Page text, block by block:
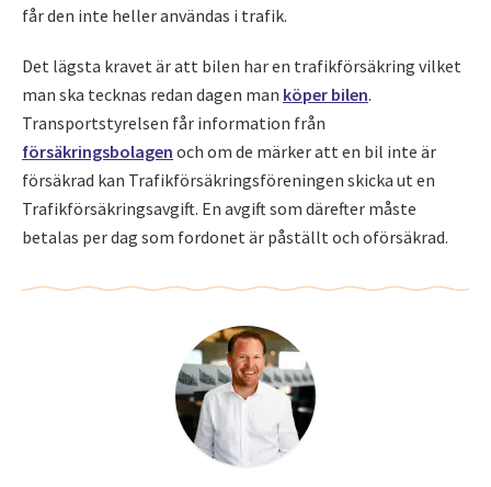
får den inte heller användas i trafik.
Det lägsta kravet är att bilen har en trafikförsäkring vilket
man ska tecknas redan dagen man köper bilen.
Transportstyrelsen får information från
försäkringsbolagen och om de märker att en bil inte är
försäkrad kan Trafikförsäkringsföreningen skicka ut en
Trafikförsäkringsavgift. En avgift som därefter måste
betalas per dag som fordonet är påställt och oförsäkrad.